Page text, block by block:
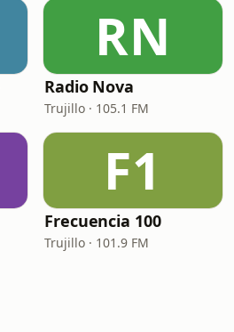
RN
Radio Nova
Trujillo · 105.1 FM
F1
Frecuencia 100
Trujillo · 101.9 FM